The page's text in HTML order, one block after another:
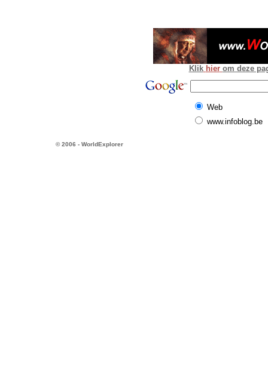
Klik hier om deze
Web
www.infoblog.be
© 2006 - WorldExplorer